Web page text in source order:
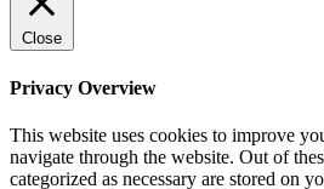
Close
Privacy Overview
This website uses cookies to improve
navigate through the website. Out of
categorized as necessary are stored on